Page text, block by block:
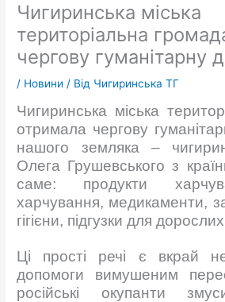
Чигиринська міська
територіальна
чергову гуманітарну
/ Новини / Від Чигиринська ТГ
Чигиринська міська
отримала чергову
нашого земляка –
Олега Грушевського з
саме: продукти
харчування, медикаменти,
гігієни, підгузки для
Ці прості речі є вкрай
допомоги вимушеним
російські окупанти